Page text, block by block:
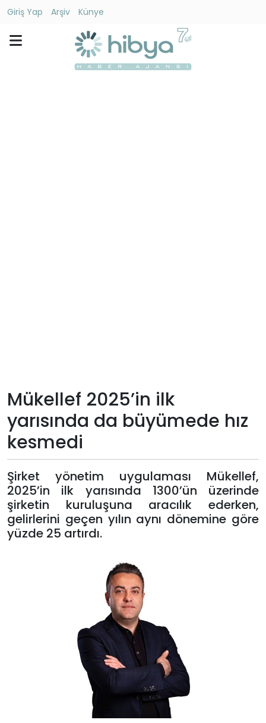
Giriş Yap Arşiv
Künye
Giriş
Yap
Mükellef 2025’in ilk
yarısında da büyümede hız
kesmedi
Şirket yönetim uygulaması Mükellef,
2025’in ilk yarısında 1300’ün üzerinde
şirketin kuruluşuna aracılık ederken,
gelirlerini geçen yılın aynı dönemine göre
yüzde 25 artırdı.